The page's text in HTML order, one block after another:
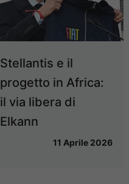
Stellantis e il
progetto in Africa:
il via libera di
Elkann
11 Aprile 2026